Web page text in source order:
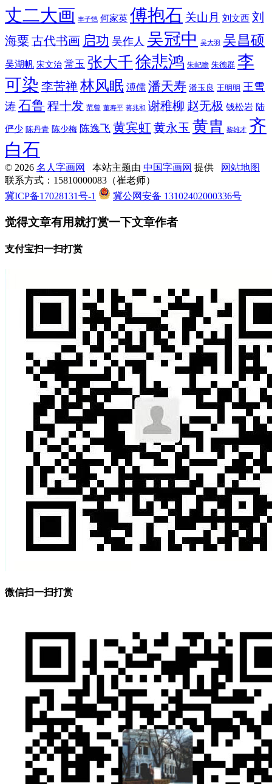
丈二大画 丰子恺 何家英 傅抱石 关山月 刘文西 刘
海粟 古代书画 启功 吴作人 吴冠中 吴大羽 吴昌硕
吴湖帆 宋文治 常玉 张大千徐悲鸿 朱屺瞻 朱德群 李
可染 李苦禅林风眠 溥儒 潘天寿 潘玉良 王明明 王雪
涛 石鲁 程十发 范曾 董寿平 蒋兆和 谢稚柳 赵无极 钱松岩 陆
俨少 陈丹青 陈少梅 陈逸飞 黄宾虹 黄永玉 黄胄 黎雄才 齐
白石
© 2026 名人字画网 本站主题由 中国字画网 提供
网站地图
联系方式：15810000083（崔老师）
冀ICP备17028131号-1
冀公网安备 13102402000336号
觉得文章有用就打赏一下文章作者
支付宝扫一扫打赏
微信扫一扫打赏